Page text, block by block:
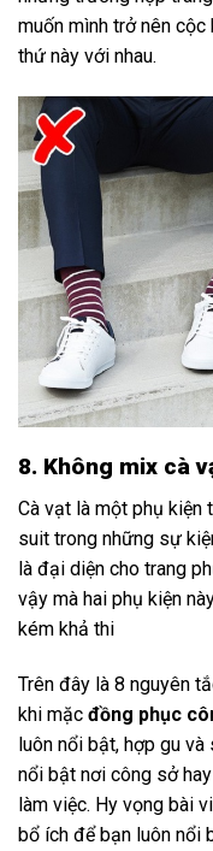
muốn mình trở nên
thứ này với nhau.
8. Không mix cà
Cà vạt là một phụ
suit trong những sự
là đại diện cho trang
vậy mà hai phụ kiện
kém khả thi
Trên đây là 8 nguyên
khi mặc đồng phục
luôn nổi bật, hợp gu
nổi bật nơi công sở
làm việc. Hy vọng bài
bổ ích để bạn luôn nổi